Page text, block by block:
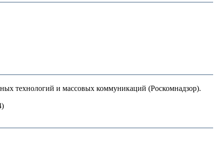
технологий и массовых коммуникаций (Роскомнадзор).